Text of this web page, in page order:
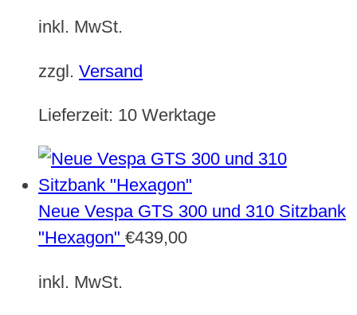
inkl. MwSt.
zzgl. Versand
Lieferzeit: 10 Werktage
Neue Vespa GTS 300 und 310 Sitzbank
"Hexagon" €439,00
inkl. MwSt.